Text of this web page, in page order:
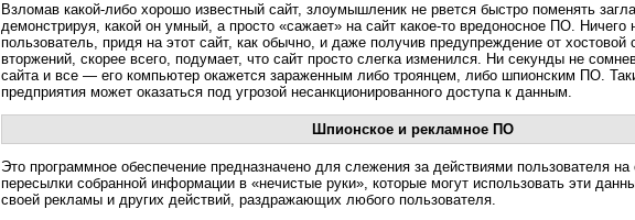
Взломав какой-либо хорошо известный сайт, злоумышленик не рвется быстро поменять
демонстрируя, какой он умный, а просто «сажает» на сайт какое-то вредоносное ПО.
пользователь, придя на этот сайт, как обычно, и даже получив предупреждение от
вторжений, скорее всего, подумает, что сайт просто слегка изменился. Ни секунды не
сайта и все — его компьютер окажется зараженным либо троянцем, либо шпионским ПО.
предприятия может оказаться под угрозой несанкционированного доступа к данным.
Шпионское и рекламное ПО
Это программное обеспечение предназначено для слежения за действиями пользователя на
пересылки собранной информации в «нечистые руки», которые могут использовать эти
своей рекламы и других действий, раздражающих любого пользователя.